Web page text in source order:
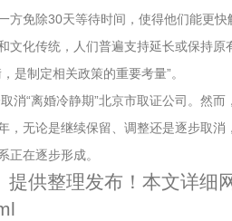
免除30天等待时间，使得他们能更
化传统，人们普遍支持延长或保持
是制定相关政策的重要考量”。
消“离婚冷静期”北京市取证公司 。然而
无论是继续保留、调整还是逐步取消
正在逐步形成。
提供整理发布！本文详细